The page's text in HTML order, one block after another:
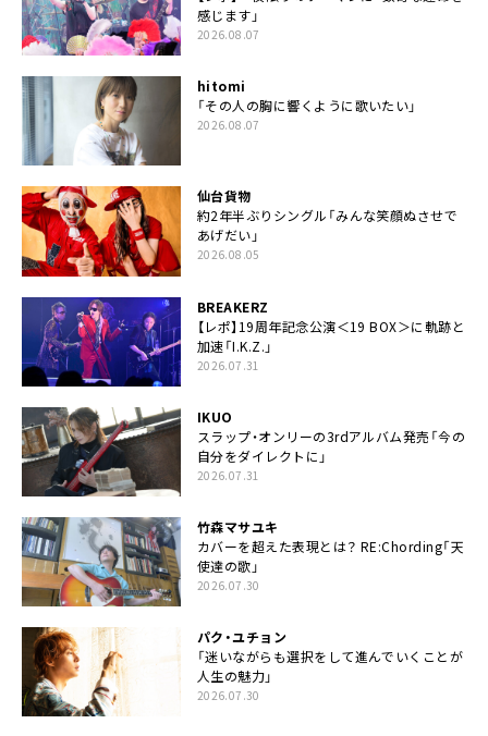
感じます」
2026.08.07
hitomi
「その人の胸に響くように歌いたい」
2026.08.07
仙台貨物
約2年半ぶりシングル「みんな笑顔ぬさせで
あげだい」
2026.08.05
BREAKERZ
【レポ】19周年記念公演＜19 BOX＞に軌跡と
加速「I.K.Z.」
2026.07.31
IKUO
スラップ・オンリーの3rdアルバム発売「今の
自分をダイレクトに」
2026.07.31
竹森マサユキ
カバーを超えた表現とは？ RE:Chording「天
使達の歌」
2026.07.30
パク・ユチョン
「迷いながらも選択をして進んでいくことが
人生の魅力」
2026.07.30